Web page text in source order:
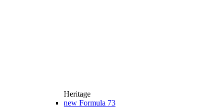
Heritage
new Formula 73